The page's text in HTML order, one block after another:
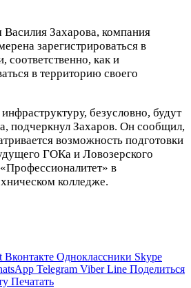
Захарова, компания
зарегистрироваться в
соответственно, как и
в территорию своего
безусловно, будут
подчеркнул Захаров. Он сообщил,
возможность подготовки
ГОКа и Ловозерского
в
колледже.
Вконтакте Одноклассники Skype
Telegram Viber Line Поделиться
Печатать